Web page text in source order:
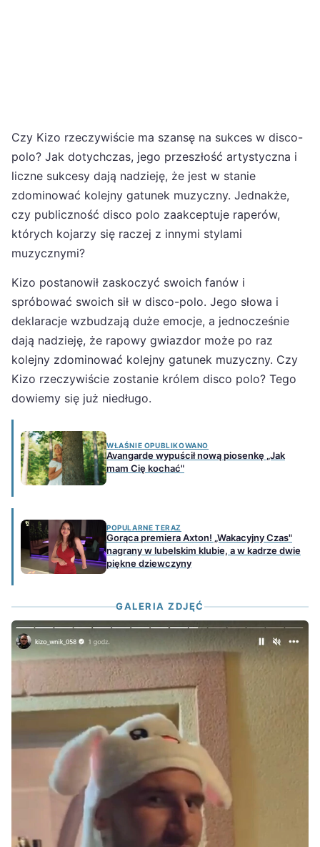
Czy Kizo rzeczywiście ma szansę na sukces w disco-
polo? Jak dotychczas, jego przeszłość artystyczna i
liczne sukcesy dają nadzieję, że jest w stanie
zdominować kolejny gatunek muzyczny. Jednakże,
czy publiczność disco polo zaakceptuje raperów,
których kojarzy się raczej z innymi stylami
muzycznymi?
Kizo postanowił zaskoczyć swoich fanów i
spróbować swoich sił w disco-polo. Jego słowa i
deklaracje wzbudzają duże emocje, a jednocześnie
dają nadzieję, że rapowy gwiazdor może po raz
kolejny zdominować kolejny gatunek muzyczny. Czy
Kizo rzeczywiście zostanie królem disco polo? Tego
dowiemy się już niedługo.
WŁAŚNIE OPUBLIKOWANO
Avangarde wypuścił nową piosenkę „Jak
mam Cię kochać"
POPULARNE TERAZ
Gorąca premiera Axton! „Wakacyjny Czas"
nagrany w lubelskim klubie, a w kadrze dwie
piękne dziewczyny
GALERIA ZDJĘĆ